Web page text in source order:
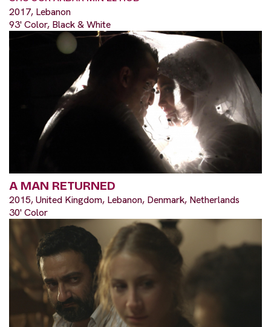
2017, Lebanon
93' Color, Black & White
A MAN RETURNED
2015, United Kingdom, Lebanon, Denmark, Netherlands
30' Color